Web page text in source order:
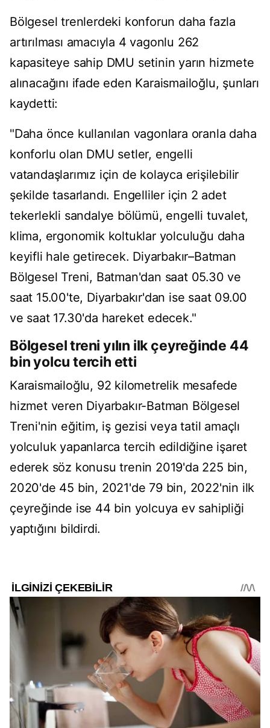
Bölgesel trenlerdeki konforun daha fazla
artırılması amacıyla 4 vagonlu 262
kapasiteye sahip DMU setinin yarın hizmete
alınacağını ifade eden Karaismailoğlu, şunları
kaydetti:
"Daha önce kullanılan vagonlara oranla daha
konforlu olan DMU setler, engelli
vatandaşlarımız için de kolayca erişilebilir
şekilde tasarlandı. Engelliler için 2 adet
tekerlekli sandalye bölümü, engelli tuvalet,
klima, ergonomik koltuklar yolculuğu daha
keyifli hale getirecek. Diyarbakır–Batman
Bölgesel Treni, Batman'dan saat 05.30 ve
saat 15.00'te, Diyarbakır'dan ise saat 09.00
ve saat 17.30'da hareket edecek."
Bölgesel treni yılın ilk çeyreğinde 44
bin yolcu tercih etti
Karaismailoğlu, 92 kilometrelik mesafede
hizmet veren Diyarbakır-Batman Bölgesel
Treni'nin eğitim, iş gezisi veya tatil amaçlı
yolculuk yapanlarca tercih edildiğine işaret
ederek söz konusu trenin 2019'da 225 bin,
2020'de 45 bin, 2021'de 79 bin, 2022'nin ilk
çeyreğinde ise 44 bin yolcuya ev sahipliği
yaptığını bildirdi.